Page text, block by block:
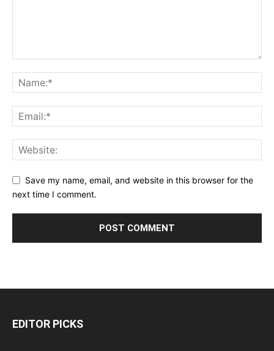
Save my name, email, and website in this browser for the
next time I comment.
EDITOR PICKS